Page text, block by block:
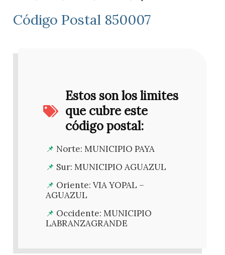
Código Postal 850007
Estos son los limites
que cubre este
código postal:
Norte: MUNICIPIO PAYA
Sur: MUNICIPIO AGUAZUL
Oriente: VIA YOPAL –
AGUAZUL
Occidente: MUNICIPIO
LABRANZAGRANDE